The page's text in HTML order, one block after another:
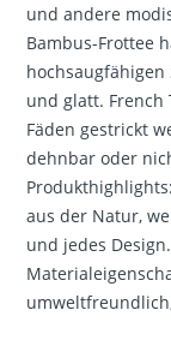
und andere
Bambus-Frottee
und glatt. French
Fäden gestrickt
dehnbar oder
aus der Natur,
und jedes Design.